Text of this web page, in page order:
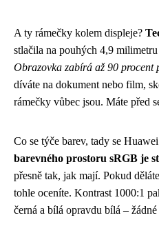
A ty rámečky kolem displeje?
stlačila na pouhých 4,9
Obrazovka zabírá až 90 procent
díváte na dokument nebo film,
rámečky vůbec jsou. Máte před
Co se týče barev, tady se
barevného prostoru sRGB je
přesně tak, jak mají. Pokud
tohle oceníte. Kontrast 1000:1
černá a bílá opravdu bílá –